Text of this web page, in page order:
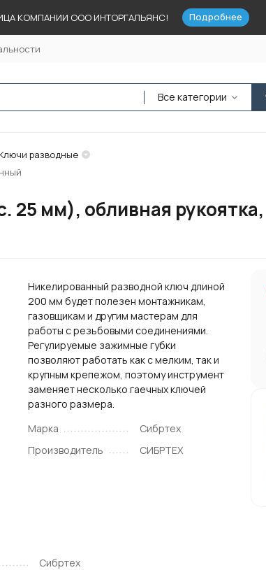
КОМПАНИИ ООО ИНТОРГАЛЬЯНС! Подробнее
Все категории
Ключи разводные
25 мм), обливная
Никелированный разводной ключ длиной
200 мм будет полезен монтажникам,
газовщикам и другим мастерам для
работы с резьбовыми соединениями.
Регулируемые зажимные губки
позволяют работать как с мелким, так и
крупным крепежом, поэтому инструмент
заменяет несколько гаечных ключей
разного размера.
Марка
Сибртех
Производитель
СИБРТЕХ
Сибртех